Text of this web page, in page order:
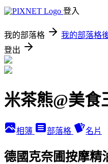
登入
我的部落格 我的部落格
登出
米茶熊@美食
相簿 部落格 名片
德國克奈圃按摩